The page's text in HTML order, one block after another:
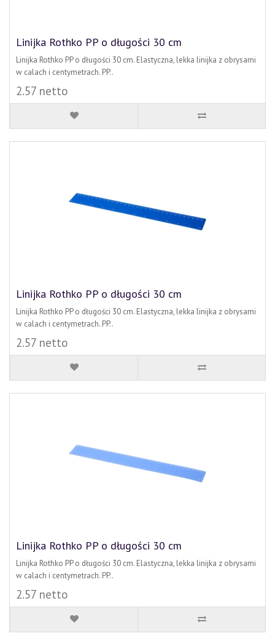
Linijka Rothko PP o długości 30 cm
Linijka Rothko PP o długości 30 cm. Elastyczna, lekka linijka z obrysami
w calach i centymetrach. PP..
2.57 netto
Linijka Rothko PP o długości 30 cm
Linijka Rothko PP o długości 30 cm. Elastyczna, lekka linijka z obrysami
w calach i centymetrach. PP..
2.57 netto
Linijka Rothko PP o długości 30 cm
Linijka Rothko PP o długości 30 cm. Elastyczna, lekka linijka z obrysami
w calach i centymetrach. PP..
2.57 netto